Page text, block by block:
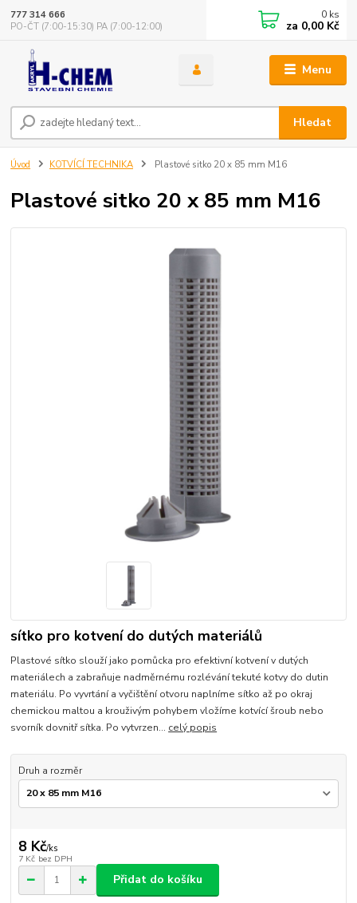
Menu
Hledat
777 314 666
PO-ČT (7:00-15:30) PA (7:00-12:00)
0 ks
za 0,00 Kč
Úvod KOTVÍCÍ TECHNIKA Plastové sitko 20 x 85 mm M16
Plastové sitko 20 x 85 mm M16
sítko pro kotvení do dutých materiálů
Plastové sítko slouží jako pomůcka pro efektivní kotvení v dutých
materiálech a zabraňuje nadměrnému rozlévání tekuté kotvy do dutin
materiálu. Po vyvrtání a vyčištění otvoru naplníme sítko až po okraj
chemickou maltou a krouživým pohybem vložíme kotvící šroub nebo
svorník dovnitř sítka. Po vytvrzen... celý popis
Druh a rozměr
8 Kč/ks
7 Kč bez DPH
Přidat do košíku